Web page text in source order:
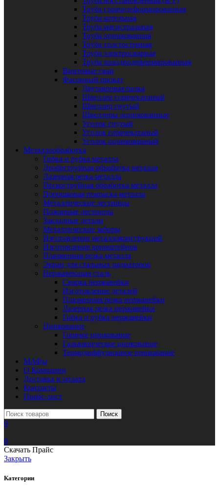
Труба горячедеформированная
Труба котельная
Труба магистральная
Труба оцинкованная
Труба толстостенная
Труба электросварная
Труба холоднодеформированная
Винтовые сваи
Фасонный прокат
Двутавровая балка
Швеллер горячекатаный
Швеллер гнутый
Швеллеры оцинкованные
Уголок гнутый
Уголок горячекатаный
Уголок оцинкованный
Металлообработка
Гибка и рубка металла
Дробеструйная обработка металла
Лазерная резка металла
Пескоструйная обработка металла
Порошковая покраска металла
Металлические лестницы
Пожарные лестницы
Закладные детали
Металлические заборы
Изготовление металлоконструкций
Изготовление кронштейнов
Плазменная резка металла
Экран для стальных радиаторов
Нержавеющая сталь
Сварка нержавейки
Изготовление деталей
Плазменная резка нержавейки
Лазерная резка нержавейки
Гибка и рубка нержавейки
Цинкование
Горячее цинкование
Гальваническое цинкование
Термодиффузионное цинкование
МАФы
О Компании
Доставка и оплата
Контакты
Прайс-лист
Поиск
0
0
Скачать Прайс
Закрыть
Категории